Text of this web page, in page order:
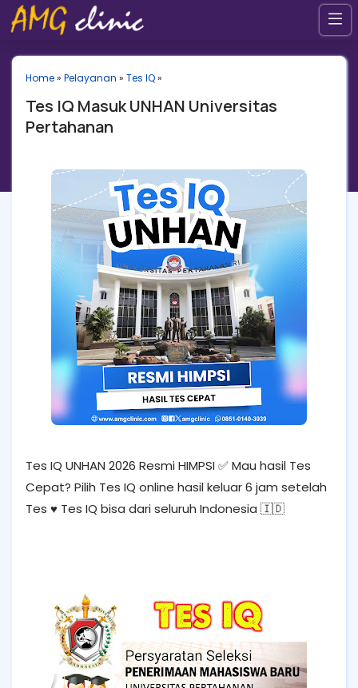
Home» Pelayanan » Tes IQ»
Tes IQ Masuk UNHAN Universitas
Pertahanan
Tes IQ UNHAN 2026 Resmi HIMPSI ✅ Mau hasil Tes
Cepat? Pilih Tes IQ online hasil keluar 6 jam setelah
Tes ♥️ Tes IQ bisa dari seluruh Indonesia 🇮🇩